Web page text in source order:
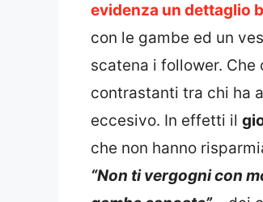
evidenza un dettaglio
con le gambe ed un
scatena i follower.
contrastanti tra chi ha
eccesivo. In effetti il
che non hanno
“Non ti vergogni con